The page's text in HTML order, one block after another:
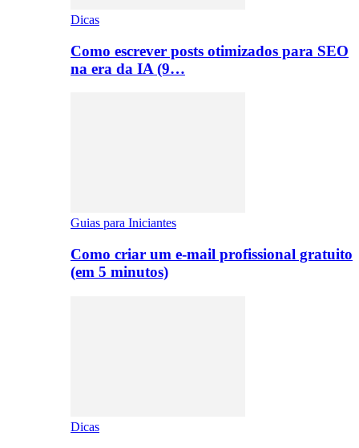
Dicas
Como escrever posts otimizados para SEO
na era da IA (9…
Guias para Iniciantes
Como criar um e-mail profissional gratuito
(em 5 minutos)
Dicas